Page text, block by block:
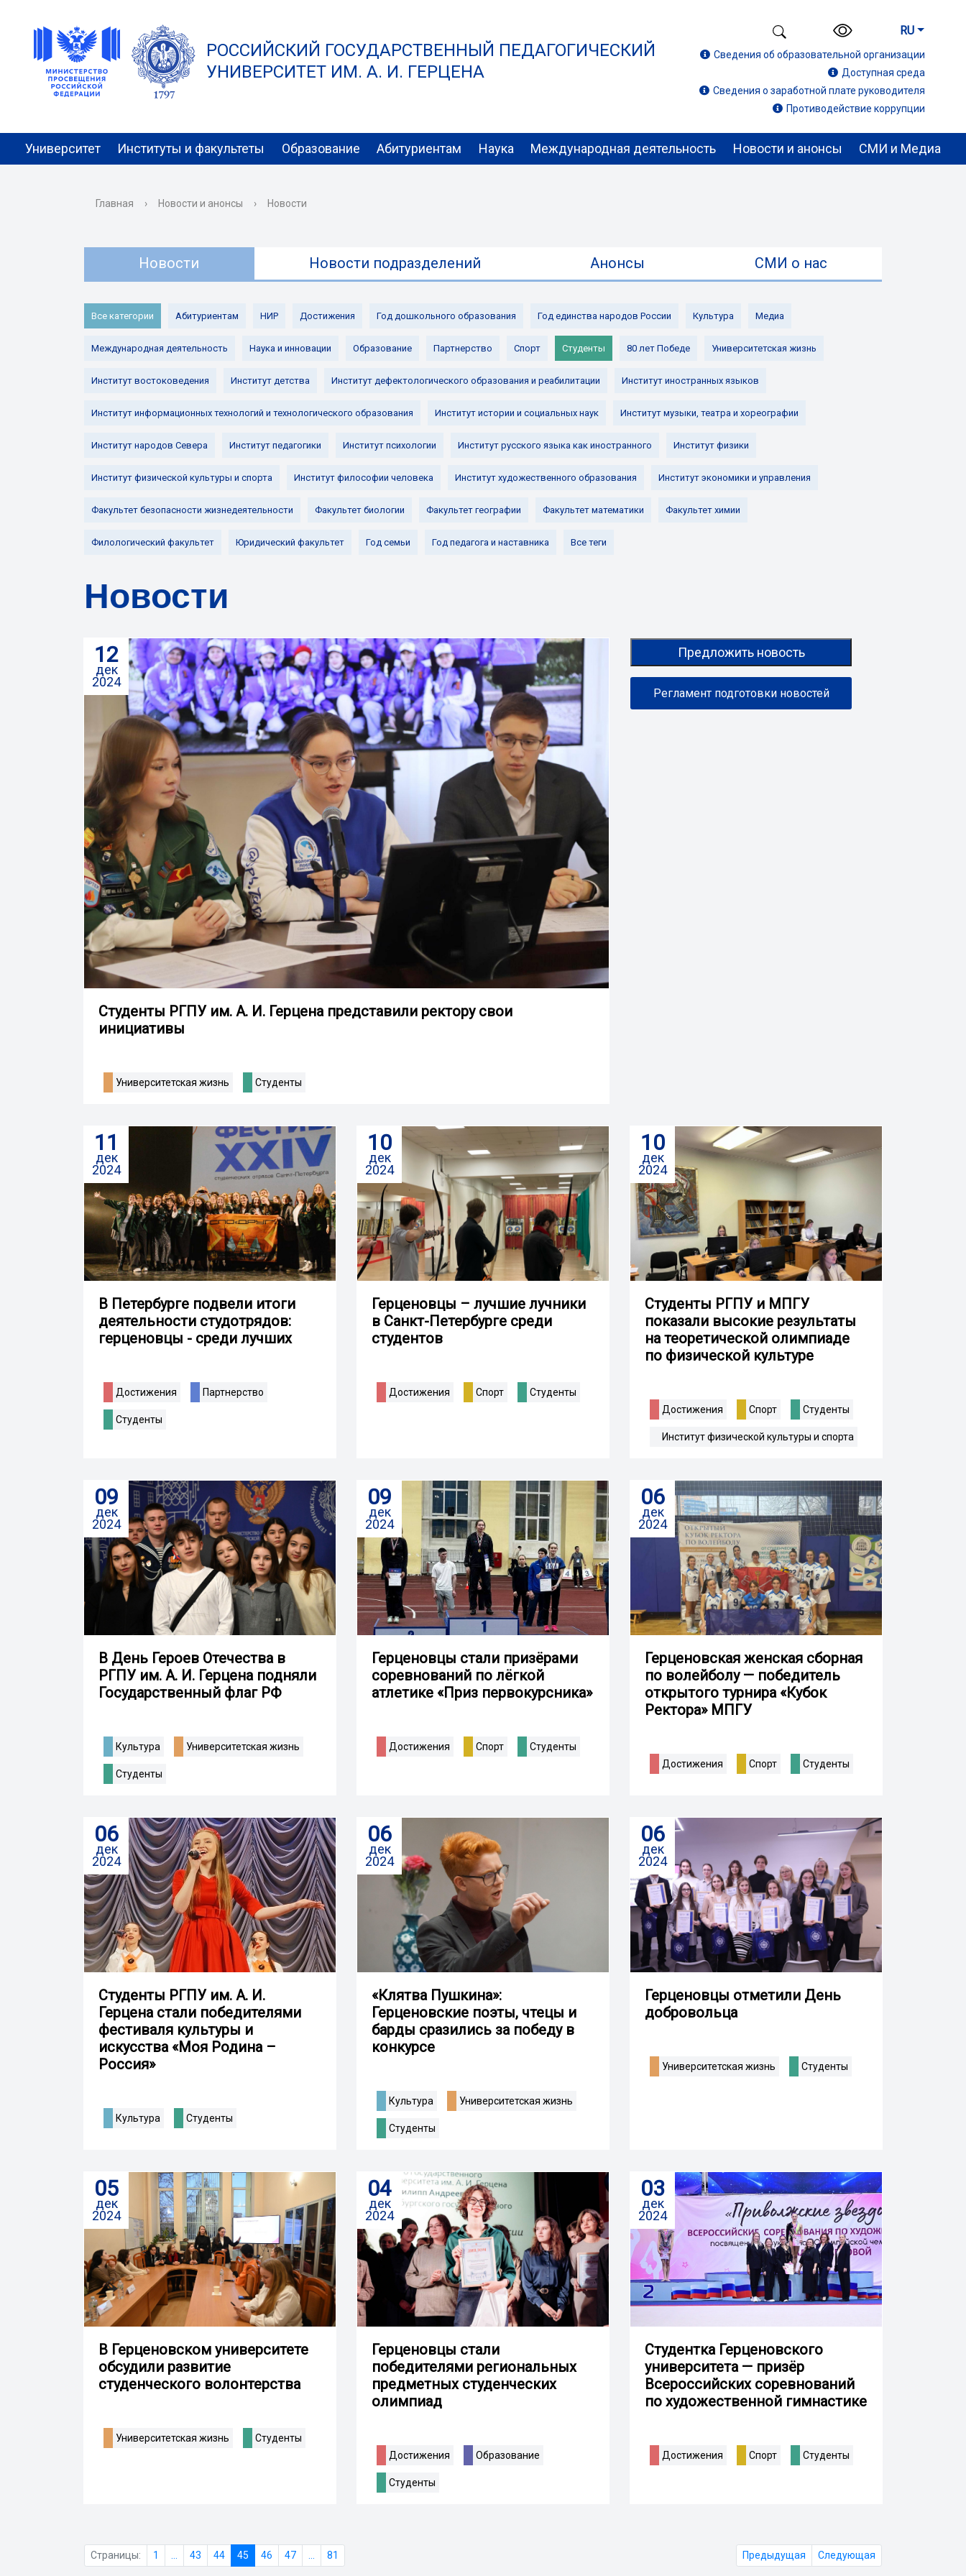
РОССИЙСКИЙ ГОСУДАРСТВЕННЫЙ ПЕДАГОГИЧЕСКИЙ
УНИВЕРСИТЕТ ИМ. А. И. ГЕРЦЕНА
RU
Сведения об образовательной организации
Доступная среда
Сведения о заработной плате руководителя
Противодействие коррупции
Университет Институты и факультеты Образование Абитуриентам Наука Международная деятельность Новости и анонсы СМИ и Медиа
Главная › Новости и анонсы › Новости
Новости Новости подразделений Анонсы СМИ о нас
Все категории Абитуриентам НИР Достижения Год дошкольного образования Год единства народов России Культура Медиа
Международная деятельность Наука и инновации Образование Партнерство Спорт Студенты 80 лет Победе Университетская жизнь
Институт востоковедения Институт детства Институт дефектологического образования и реабилитации Институт иностранных языков
Институт информационных технологий и технологического образования Институт истории и социальных наук Институт музыки, театра и хореографии
Институт народов Севера Институт педагогики Институт психологии Институт русского языка как иностранного Институт физики
Институт физической культуры и спорта Институт философии человека Институт художественного образования Институт экономики и управления
Факультет безопасности жизнедеятельности Факультет биологии Факультет географии Факультет математики Факультет химии
Филологический факультет Юридический факультет Год семьи Год педагога и наставника Все теги
Новости
12
дек
2024
Студенты РГПУ им. А. И. Герцена представили ректору свои
инициативы
Университетская жизнь Студенты
Предложить новость
Регламент подготовки новостей
11
дек
2024
В Петербурге подвели итоги
деятельности студотрядов:
герценовцы - среди лучших
Достижения Партнерство
Студенты
10
дек
2024
Герценовцы – лучшие лучники
в Санкт-Петербурге среди
студентов
Достижения Спорт Студенты
10
дек
2024
Студенты РГПУ и МПГУ
показали высокие результаты
на теоретической олимпиаде
по физической культуре
Достижения Спорт Студенты
Институт физической культуры и спорта
09
дек
2024
В День Героев Отечества в
РГПУ им. А. И. Герцена подняли
Государственный флаг РФ
Культура Университетская жизнь
Студенты
09
дек
2024
Герценовцы стали призёрами
соревнований по лёгкой
атлетике «Приз первокурсника»
Достижения Спорт Студенты
06
дек
2024
Герценовская женская сборная
по волейболу — победитель
открытого турнира «Кубок
Ректора» МПГУ
Достижения Спорт Студенты
06
дек
2024
Студенты РГПУ им. А. И.
Герцена стали победителями
фестиваля культуры и
искусства «Моя Родина –
Россия»
Культура Студенты
06
дек
2024
«Клятва Пушкина»:
Герценовские поэты, чтецы и
барды сразились за победу в
конкурсе
Культура Университетская жизнь
Студенты
06
дек
2024
Герценовцы отметили День
добровольца
Университетская жизнь Студенты
05
дек
2024
В Герценовском университете
обсудили развитие
студенческого волонтерства
Университетская жизнь Студенты
04
дек
2024
Герценовцы стали
победителями региональных
предметных студенческих
олимпиад
Достижения Образование
Студенты
03
дек
2024
Студентка Герценовского
университета — призёр
Всероссийских соревнований
по художественной гимнастике
Достижения Спорт Студенты
Страницы: 1 43 44 45 46 47 81 Предыдущая Следующая